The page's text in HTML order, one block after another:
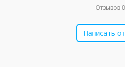
Отзывов 0
Написать